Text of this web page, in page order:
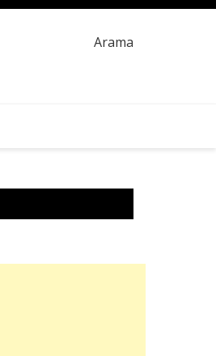
Arama